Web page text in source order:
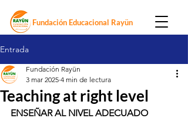
Fundación Educacional Rayün
Entrada
Teaching at right level
Fundación Rayün
3 mar 2025 4 min de lectura
ENSEÑAR AL NIVEL ADECUADO